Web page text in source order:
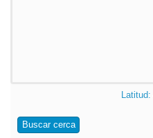
Latitud:
Buscar cerca